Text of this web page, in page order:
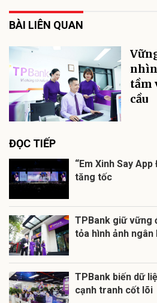
BÀI LIÊN QUAN
tầm
cầu
ĐỌC TIẾP
“Em Xinh Say
tăng tốc
TPBank giữ vững
tỏa hình ảnh
TPBank biến dữ
cạnh tranh cốt lõi